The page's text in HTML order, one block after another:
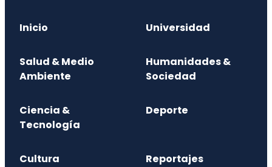
Inicio Universidad
Salud & Medio
Ambiente
Humanidades &
Sociedad
Ciencia &
Tecnología
Deporte
Cultura Reportajes